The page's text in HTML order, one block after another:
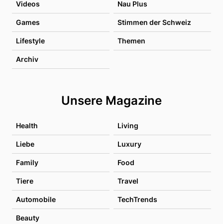
Videos Nau Plus
Games Stimmen der Schweiz
Lifestyle Themen
Archiv
Unsere Magazine
Health Living
Liebe Luxury
Family Food
Tiere Travel
Automobile TechTrends
Beauty